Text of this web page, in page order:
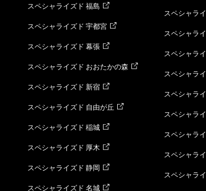
スペシャライズド 福島
スペシャライズド 宇都宮
スペシャライズド 幕張
スペシャライズド おおたかの森
スペシャライズド 新宿
スペシャライズド 自由が丘
スペシャライズド 稲城
スペシャライズド 厚木
スペシャライズド 静岡
スペシャライズド 名城
スペシャラ
スペシャラ
スペシャラ
スペシャラ
スペシャラ
スペシャラ
スペシャラ
スペシャラ
スペシャラ